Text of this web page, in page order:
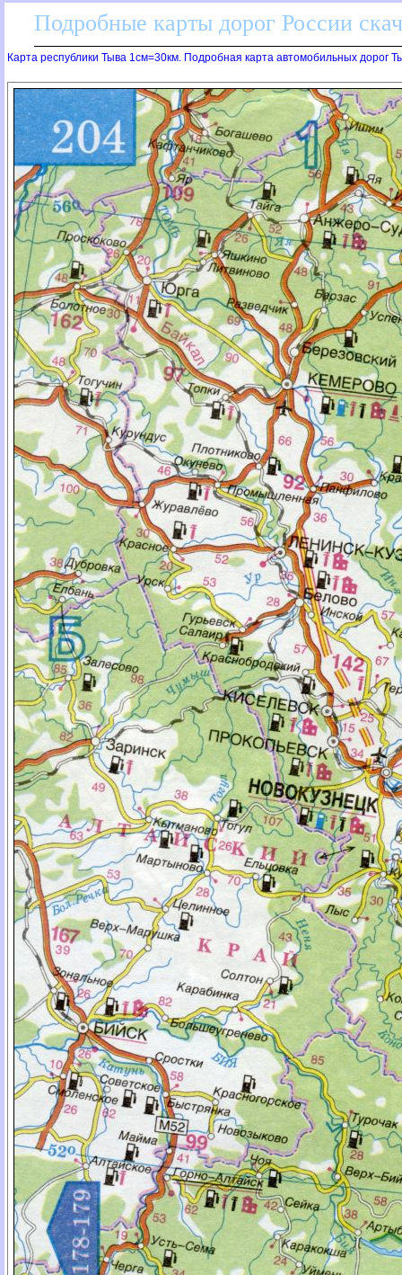
Подробные карты дорог России
Карта республики Тыва 1см=30км. Подробная карта автомобильных дорог